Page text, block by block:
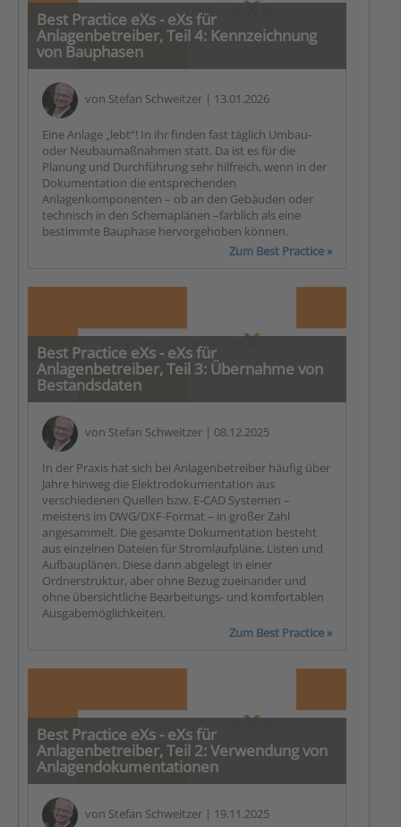
Best Practice eXs - eXs für
Anlagenbetreiber, Teil 4: Kennzeichnung
von Bauphasen
von Stefan Schweitzer | 13.01.2026
Eine Anlage „lebt“! In ihr finden fast täglich Umbau-
oder Neubaumaßnahmen statt. Da ist es für die
Planung und Durchführung sehr hilfreich, wenn in der
Dokumentation die entsprechenden
Anlagenkomponenten – ob an den Gebäuden oder
technisch in den Schemaplänen –farblich als eine
bestimmte Bauphase hervorgehoben können.
Zum Best Practice »
Best Practice eXs - eXs für
Anlagenbetreiber, Teil 3: Übernahme von
Bestandsdaten
von Stefan Schweitzer | 08.12.2025
In der Praxis hat sich bei Anlagenbetreiber häufig über
Jahre hinweg die Elektrodokumentation aus
verschiedenen Quellen bzw. E-CAD Systemen –
meistens im DWG/DXF-Format – in großer Zahl
angesammelt. Die gesamte Dokumentation besteht
aus einzelnen Dateien für Stromlaufpläne, Listen und
Aufbauplänen. Diese dann abgelegt in einer
Ordnerstruktur, aber ohne Bezug zueinander und
ohne übersichtliche Bearbeitungs- und komfortablen
Ausgabemöglichkeiten.
Zum Best Practice »
Best Practice eXs - eXs für
Anlagenbetreiber, Teil 2: Verwendung von
Anlagendokumentationen
von Stefan Schweitzer | 19.11.2025